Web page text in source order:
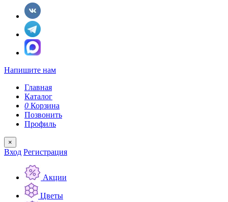
Напишите нам
Главная
Каталог
0 Корзина
Позвонить
Профиль
×
Вход Регистрация
Акции
Цветы